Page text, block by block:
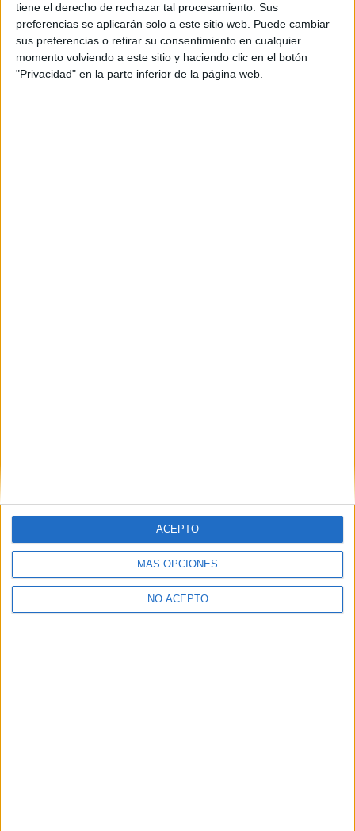
tiene el derecho de rechazar tal procesamiento. Sus
preferencias se aplicarán solo a este sitio web. Puede cambiar
sus preferencias o retirar su consentimiento en cualquier
momento volviendo a este sitio y haciendo clic en el botón
"Privacidad" en la parte inferior de la página web.
MÁS OPCIONES
NO ACEPTO
ACEPTO
Términos y Condiciones de Uso
Aceptolos Términos y Condicionesde uso*
Y como regalo de agradecimiento, por registrarte te daremos
gratis una copia de nuestro ebook con 100 consejos para tu
primer año de universidad